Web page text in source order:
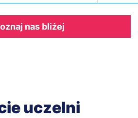
nas bliżej
uczelni